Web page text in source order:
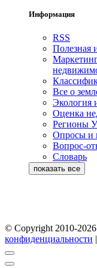
Информация
RSS
Полезная
Все о
Экология
Оценка
Регионы
Опросы и
Вопрос-
Словарь
© Copyright 2010-
конфиденциальности